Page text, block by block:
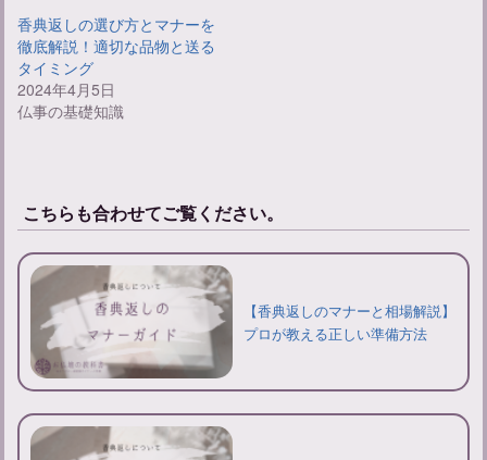
香典返しの選び方とマナーを
徹底解説！適切な品物と送る
タイミング
2024年4月5日
仏事の基礎知識
こちらも合わせてご覧ください。
【香典返しのマナーと相場解説】
プロが教える正しい準備方法